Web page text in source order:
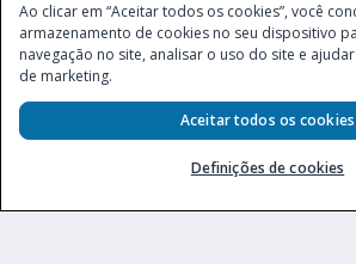
Este site é operado pela Ventmear Brasil LTDA (CNPJ
endereço na Avenida Brigadeiro Faria Lima, nº
Município de São Paulo, Estado de São Paulo, CEP
autorizada a operar apostas de quota fixa em
Secretaria de Prêmios e Apostas do Ministério da
247, de 07.02.2025, publicada no DOU
Ao clicar em “Aceitar todos os cookies”, você
armazenamento de cookies no seu dispositivo
navegação no site, analisar o uso do site e
de marketing.
Definições de cookies
Aceitar todos os cookies